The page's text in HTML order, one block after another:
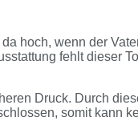
hoch, wenn der
fehlt dieser
Druck. Durch
somit kann